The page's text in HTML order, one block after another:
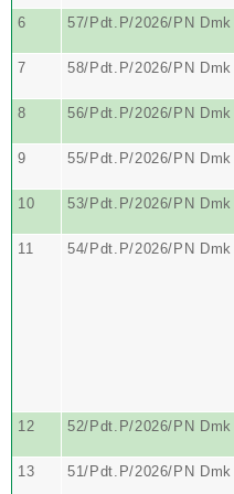
6
57/Pdt.P/2026/PN Dmk
7 58/Pdt.P/2026/PN Dmk
8 56/Pdt.P/2026/PN Dmk
9 55/Pdt.P/2026/PN Dmk
10 53/Pdt.P/2026/PN Dmk
11 54/Pdt.P/2026/PN Dmk
12 52/Pdt.P/2026/PN Dmk
13 51/Pdt.P/2026/PN Dmk